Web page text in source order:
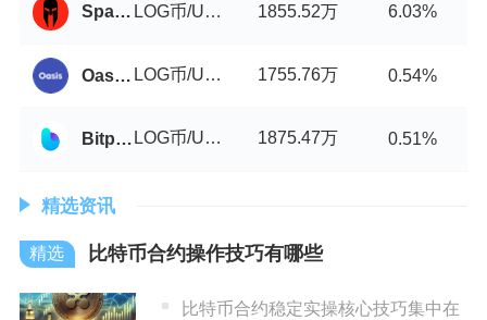
Spartan Protocol LOG币/USDT 1855.52万 6.03%
OasisDEX LOG币/USDT 1755.76万 0.54%
Bitpaction LOG币/USDT 1875.47万 0.51%
精选资讯
比特币合约操作技巧有哪些
比特币合约稳定实操核心技巧集中在